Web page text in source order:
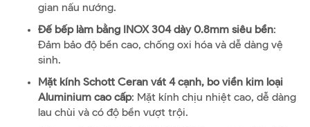
gian nấu nướng.
Đế bếp làm bằng INOX 304 dày 0.8mm siêu bền:
Đảm bảo độ bền cao, chống oxi hóa và dễ dàng vệ
sinh.
Mặt kính Schott Ceran vát 4 cạnh, bo viền kim loại
Aluminium cao cấp: Mặt kính chịu nhiệt cao, dễ dàng
lau chùi và có độ bền vượt trội.